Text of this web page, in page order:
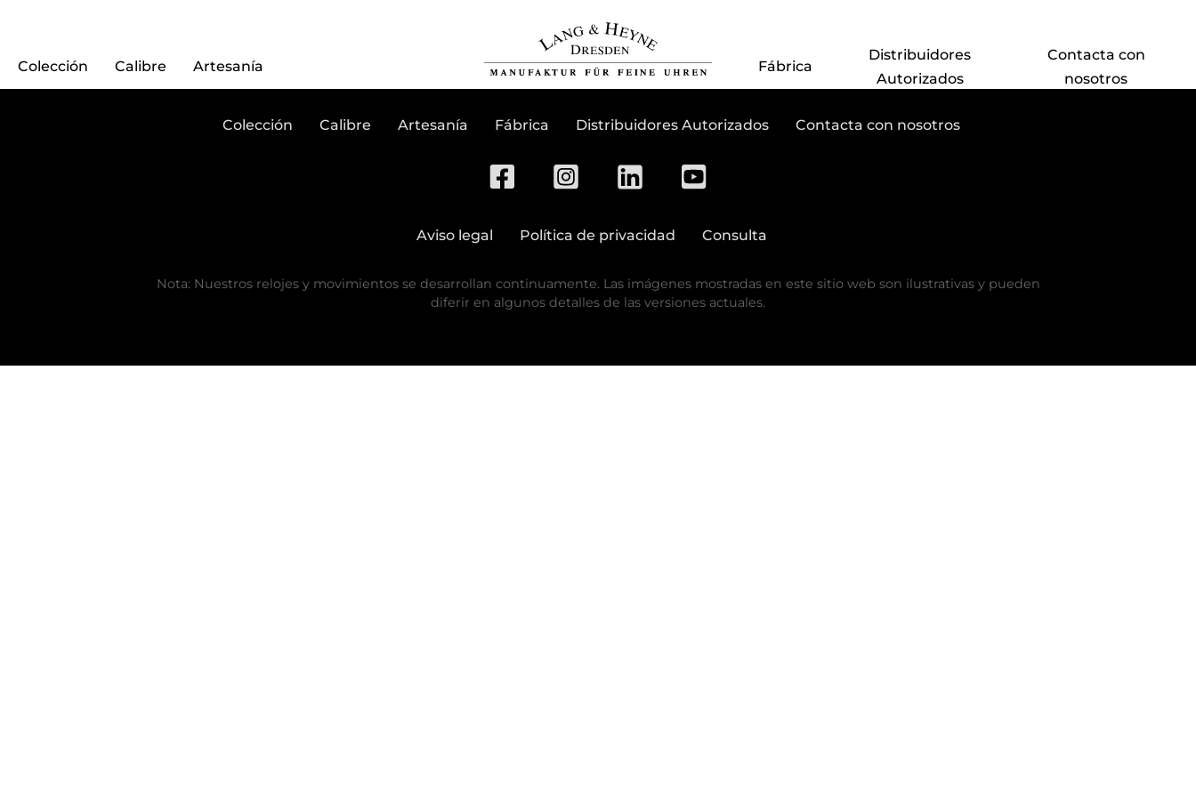
Colección Calibre Artesanía Fábrica
Distribuidores
Autorizados
Contacta con
nosotros
Suscribirse al boletín
Colección Calibre Artesanía Fábrica Distribuidores Autorizados Contacta con nosotros
Aviso legal Política de privacidad Consulta
Nota: Nuestros relojes y movimientos se desarrollan continuamente. Las imágenes mostradas en este sitio web son ilustrativas y pueden
diferir en algunos detalles de las versiones actuales.